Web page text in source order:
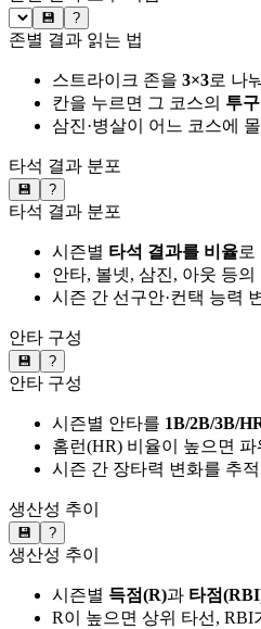
💾 ?
존별 결과 읽는 법
스트라이크 존을 3×3로 나
칸을 누르면 그 코스의 투
삼진·병살이 어느 코스에
타석 결과 분포
💾 ?
타석 결과 분포
시즌별 타석 결과를 비율로
안타, 볼넷, 삼진, 아웃 등
시즌 간 선구안·컨택 능력
안타 구성
💾 ?
안타 구성
시즌별 안타를 1B/2B/3B/
홈런(HR) 비율이 높으면 파
시즌 간 장타력 변화를 추
생산성 추이
💾 ?
생산성 추이
시즌별 득점(R)과 타점
R이 높으면 상위 타선, RBI